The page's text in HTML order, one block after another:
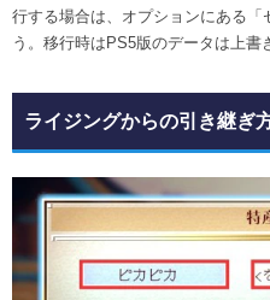
行する場合は、オプションにある「
う。移行時はPS5版のデータは上書
ライジングからの引き継ぎ